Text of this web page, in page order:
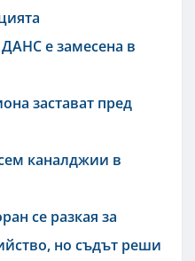
е замесена в
застават пред
каналджии в
се разкая за
но съдът реши